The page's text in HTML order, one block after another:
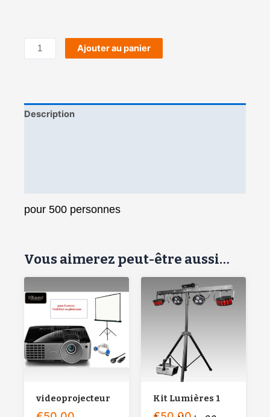
Ajouter au panier
Description
pour 500 personnes
Vous aimerez peut-être aussi…
videoprojecteur Kit Lumières 1